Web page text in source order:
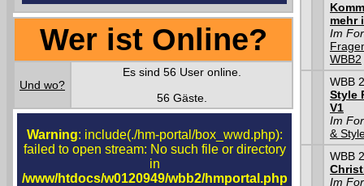
Wer ist Online?
Und wo?
Es sind 56 User online.
56 Gäste.
Warning: include(./hm-portal/box_wwd.php):
failed to open stream: No such file or directory
in
/www/htdocs/w0120949/wbb2/hmportal.php
mehr
Im
WBB2
WBB
Style
V1
Im
&
WBB
Im